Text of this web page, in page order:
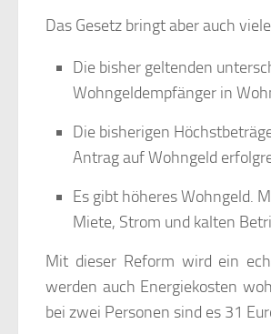
Das Gesetz bringt aber auch
Die bisher geltenden
Wohngeldempfänger in
Die bisherigen
Antrag auf Wohngeld
Es gibt höheres Wohngeld.
Miete, Strom und kalten
Mit dieser Reform wird ein
werden auch Energiekosten
bei zwei Personen sind es 31